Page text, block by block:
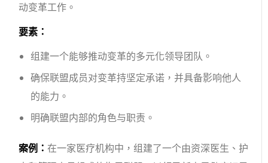
动变革工作。
要素：
组建一个能够推动变革的多元化领导团队。
确保联盟成员对变革持坚定承诺，并具备影响他人
的能力。
明确联盟内部的角色与职责。
案例：在一家医疗机构中，组建了一个由资深医生、护